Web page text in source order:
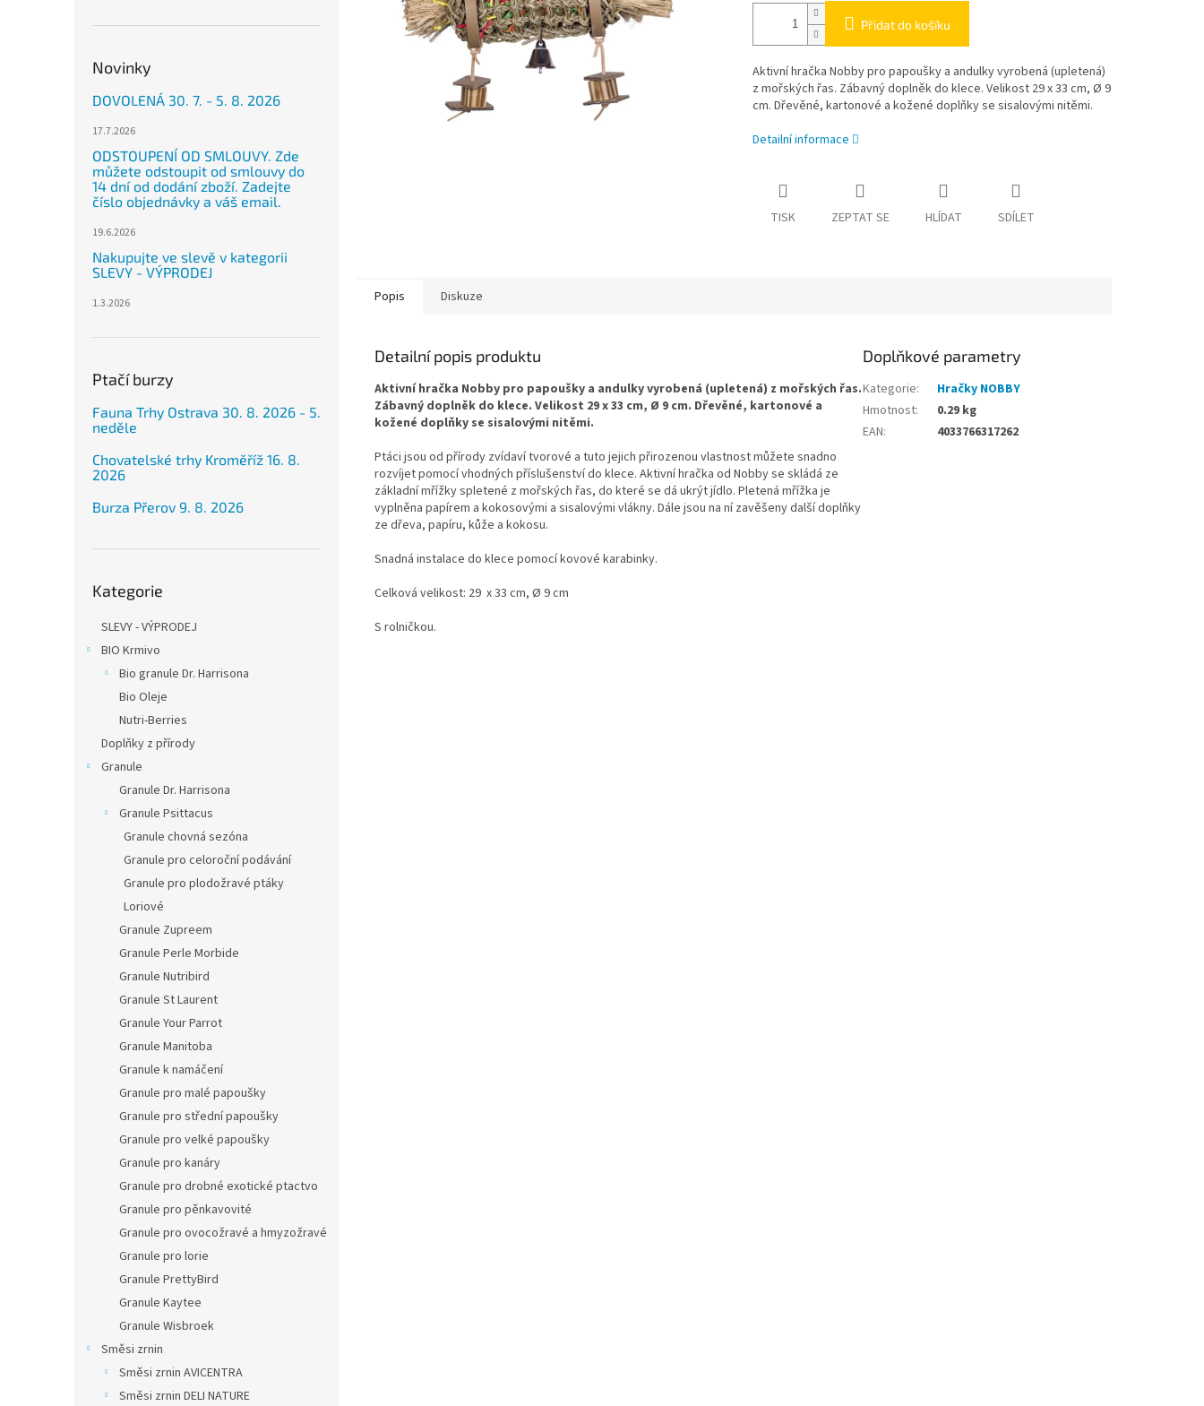
Novinky
DOVOLENÁ 30. 7. - 5. 8. 2026
17.7.2026
ODSTOUPENÍ OD SMLOUVY. Zde
můžete odstoupit od smlouvy do
14 dní od dodání zboží. Zadejte
číslo objednávky a váš email.
19.6.2026
Nakupujte ve slevě v kategorii
SLEVY - VÝPRODEJ
1.3.2026
Ptačí burzy
Fauna Trhy Ostrava 30. 8. 2026 - 5.
neděle
Chovatelské trhy Kroměříž 16. 8.
2026
Burza Přerov 9. 8. 2026
kategorie
Kategorie
SLEVY - VÝPRODEJ
BIO Krmivo
Bio granule Dr. Harrisona
Bio Oleje
Nutri-Berries
Doplňky z přírody
Granule
Granule Dr. Harrisona
Granule Psittacus
Granule chovná sezóna
Granule pro celoroční podávání
Granule pro plodožravé ptáky
Loriové
Granule Zupreem
Granule Perle Morbide
Granule Nutribird
Granule St Laurent
Granule Your Parrot
Granule Manitoba
Granule k namáčení
Granule pro malé papoušky
Granule pro střední papoušky
Granule pro velké papoušky
Granule pro kanáry
Granule pro drobné exotické ptactvo
Granule pro pěnkavovité
Granule pro ovocožravé a hmyzožravé
Granule pro lorie
Granule PrettyBird
Granule Kaytee
Granule Wisbroek
Směsi zrnin
Směsi zrnin AVICENTRA
Směsi zrnin DELI NATURE
Přidat do košíku
Aktivní hračka Nobby pro papoušky a andulkyvyrobená (upletená)
z mořských řas. Zábavný doplněk do klece. Velikost 29 x 33 cm, Ø 9
cm. Dřevěné, kartonové a kožené doplňky se sisalovými nitěmi.
Detailní informace
TISK ZEPTAT SE HLÍDAT SDÍLET
Popis Diskuze
Detailní popis produktu
Aktivní hračka Nobby pro papoušky a andulky vyrobená (upletená) z mořských řas.
Zábavný doplněk do klece. Velikost 29 x 33 cm, Ø 9 cm. Dřevěné, kartonové a
kožené doplňky se sisalovými nitěmi.
Ptáci jsou od přírody zvídaví tvorové a tuto jejich přirozenou vlastnost můžete snadno
rozvíjet pomocí vhodných příslušenství do klece. Aktivní hračka od Nobby se skládá ze
základní mřížky spletené z mořských řas, do které se dá ukrýt jídlo. Pletená mřížka je
vyplněna papírem a kokosovými a sisalovými vlákny. Dále jsou na ní zavěšeny další doplňky
ze dřeva, papíru, kůže a kokosu.
Snadná instalace do klece pomocí kovové karabinky.
Celková velikost: 29 x 33 cm, Ø 9 cm
S rolničkou.
Doplňkové parametry
Kategorie:
Hračky NOBBY
Hmotnost:
0.29 kg
EAN: 4033766317262